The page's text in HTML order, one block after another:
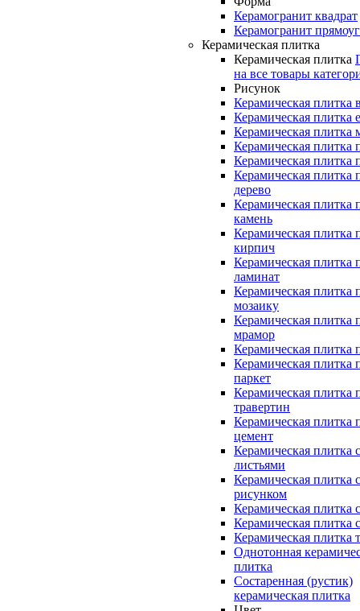
Керамогранит квадрат
Керамогранит
Керамическая плитка
Керамическая плитка
на все товары
Рисунок
Керамическая плитка
Керамическая плитка
Керамическая плитка
Керамическая плитка
Керамическая плитка
Керамическая плитка
дерево
Керамическая плитка
камень
Керамическая плитка
кирпич
Керамическая плитка
ламинат
Керамическая плитка
мозаику
Керамическая плитка
мрамор
Керамическая плитка
Керамическая плитка
паркет
Керамическая плитка
травертин
Керамическая плитка
цемент
Керамическая плитка с
листьями
Керамическая плитка с
рисунком
Керамическая плитка
Керамическая плитка
Керамическая плитка
Однотонная
плитка
Состаренная (рустик)
керамическая плитка